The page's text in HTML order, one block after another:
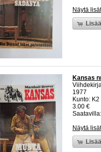
Näytä
Kansas
1977
Kunto:
3.00 €
Näytä